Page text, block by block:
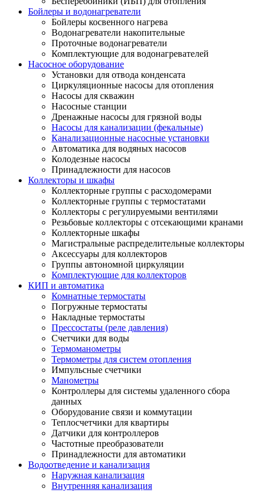
Бойлеры и водонагреватели
Бойлеры косвенного нагрева
Водонагреватели накопительные
Проточные водонагреватели
Комплектующие для водонагревателей
Насосное оборудование
Установки для отвода конденсата
Циркуляционные насосы для отопления
Насосы для скважин
Насосные станции
Дренажные насосы для грязной воды
Насосы для канализации (фекальные)
Канализационные насосные установки
Автоматика для водяных насосов
Колодезные насосы
Принадлежности для насосов
Коллекторы и шкафы
Коллекторные группы с расходомерами
Коллекторные группы с термостатами
Коллекторы с регулируемыми вентилями
Резьбовые коллекторы с отсекающими кранами
Коллекторные шкафы
Магистральные распределительные коллекторы
Аксессуары для коллекторов
Группы автономной циркуляции
Комплектующие для коллекторов
КИП и автоматика
Комнатные термостаты
Погружные термостаты
Накладные термостаты
Прессостаты (реле давления)
Счетчики для воды
Термоманометры
Термометры для систем отопления
Импульсные счетчики
Манометры
Контроллеры для системы удаленного сбора
данных
Оборудование связи и коммутации
Теплосчетчики для квартиры
Датчики для контроллеров
Частотные преобразователи
Принадлежности для автоматики
Водоотведение и канализация
Наружная канализация
Внутренняя канализация